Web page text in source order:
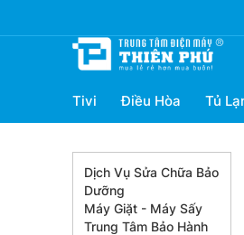
Tivi Điều Hòa Tủ
Dịch Vụ Sửa Chữa Bảo
Dưỡng
Máy Giặt - Máy Sấy
Trung Tâm Bảo Hành